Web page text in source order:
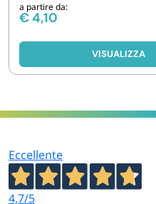
a partire da:
€4,10
VISUALIZZA
Eccellente
4,7/5